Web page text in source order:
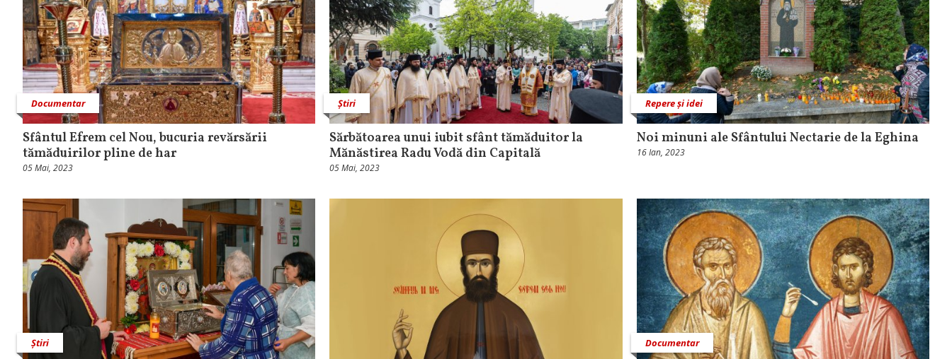
Documentar
Sfântul Efrem cel Nou, bucuria revărsării
tămăduirilor pline de har
05 Mai, 2023
Știri
Sărbătoarea unui iubit sfânt tămăduitor la
Mănăstirea Radu Vodă din Capitală
05 Mai, 2023
Repere și idei
Noi minuni ale Sfântului Nectarie de la Eghina
16 Ian, 2023
Știri Documentar